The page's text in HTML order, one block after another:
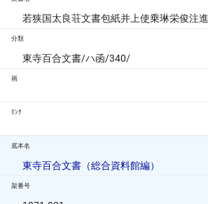
若狭国太良荘文書包紙并上使乗琳栄俊注
分類
東寺百合文書/ハ函/340/
画
ﾘﾝｸ
底本名
東寺百合文書（総合資料館編）
架番号